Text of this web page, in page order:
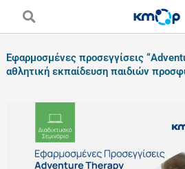
Εφαρμοσμένες προσεγγίσεις
αθλητική εκπαίδευση παιδιών